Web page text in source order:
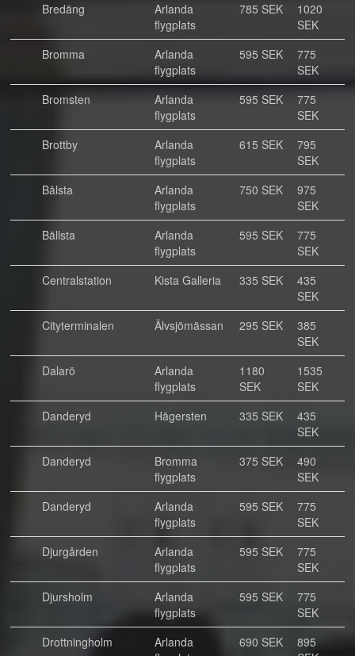
Bredäng
Arlanda
flygplats
785 SEK
1020
SEK
Bromma
Arlanda
flygplats
595 SEK
775
SEK
Bromsten
Arlanda
flygplats
595 SEK
775
SEK
Brottby
Arlanda
flygplats
615 SEK
795
SEK
Bålsta
Arlanda
flygplats
750 SEK
975
SEK
Bällsta
Arlanda
flygplats
595 SEK
775
SEK
Centralstation
Kista Galleria 335 SEK
435
SEK
Cityterminalen
Älvsjömässan 295 SEK
385
SEK
Dalarö
Arlanda
flygplats
1180
SEK
1535
SEK
Danderyd
Hägersten 335 SEK
435
SEK
Danderyd
Bromma
flygplats
375 SEK
490
SEK
Danderyd
Arlanda
flygplats
595 SEK
775
SEK
Djurgården
Arlanda
flygplats
595 SEK
775
SEK
Djursholm
Arlanda
flygplats
595 SEK
775
SEK
Drottningholm
Arlanda
690 SEK
895